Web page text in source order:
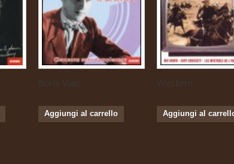
Boris Vian...
Aggiungi al carrello
Western...
Aggiungi al